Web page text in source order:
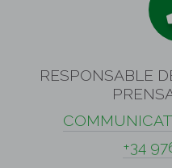
RESPONSABLE
+34